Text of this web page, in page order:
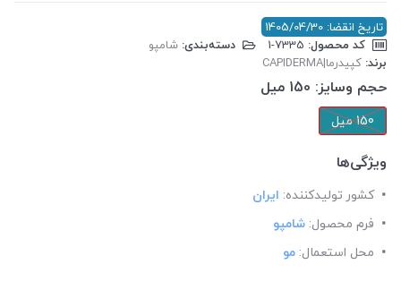
تاریخ انقضا: 1405/04/30
کد محصول:
دسته‌بندی: شامپو
برند: کپیدرما|CAPIDERMA
حجم وسایز: 150 میل
150 میل
ویژگی‌ها
کشور تولید‎کننده:
ایران
فرم محصول: شامپو
محل استعمال: مو